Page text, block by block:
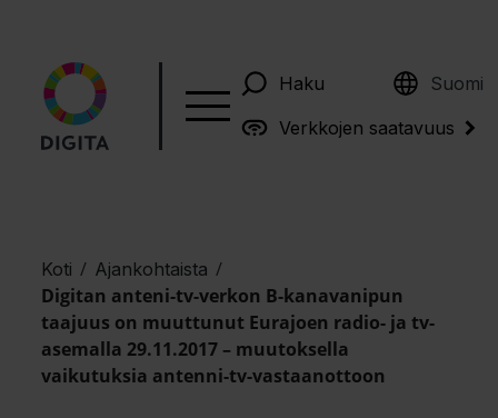
Haku Suomi
English
Verkkojen saatavuus
Koti / Ajankohtaista /
Digitan anteni-tv-verkon B-kanavanipun
taajuus on muuttunut Eurajoen radio- ja tv-
asemalla 29.11.2017 – muutoksella
vaikutuksia antenni-tv-vastaanottoon